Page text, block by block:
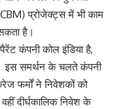
प्रोजेक्ट्स में भी काम
है।
कंपनी कोल इंडिया है,
इस समर्थन के चलते कंपनी
फर्मों ने निवेशकों को
दीर्घकालिक निवेश के